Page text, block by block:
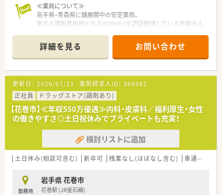
≪薬局について≫
岩手県・青森県に舗展開中の安定薬局。
東北の調剤薬局初となるISO9001を認証取得している信頼ある
「患者様第一主義」を貫き、薬剤師の地位向上や、
地域医療の担い手となることをモットーとしています。
詳細を見る お問い合わせ
更新日： 2026/07/21 薬剤師求人ID： 366982
正社員
ドラッグストア(調剤あり)
【花巻市】≪年収550万優遇≫内科・皮膚科／福利厚生・女性
の働きやすさ◎土日祝休みでプライベートも充実！
検討リストに追加
土日休み(相談可含む) 新卒可 残業なし(ほぼなし含む) 車通勤可
勤務地
岩手県 花巻市
花巻駅 (JR釜石線)